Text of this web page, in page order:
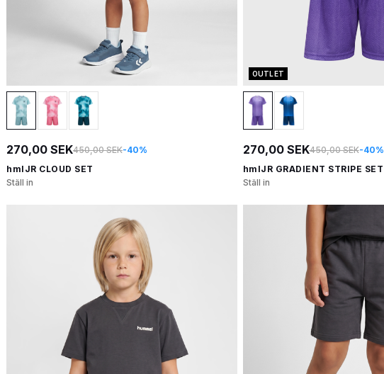
270,00 SEK450,00 SEK-40%
hmlJR CLOUD SET
Ställ in
OUTLET
270,00 SEK450,00 SEK-40%
hmlJR GRADIENT STRIPE SET
Ställ in